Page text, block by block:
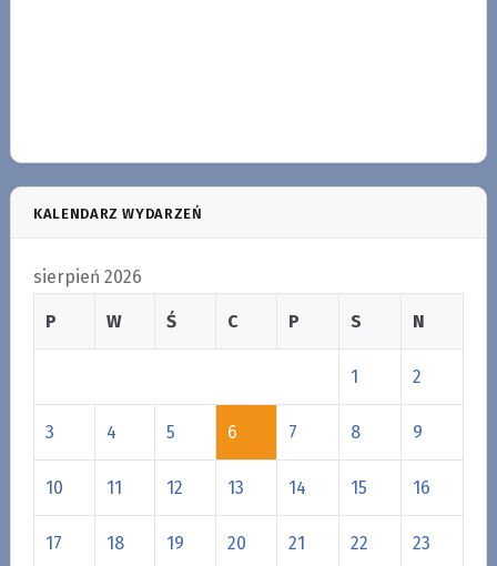
KALENDARZ WYDARZEŃ
sierpień 2026
P W Ś C P S N
1 2
3 4 5 6 7 8 9
10 11 12 13 14 15 16
17 18 19 20 21 22 23